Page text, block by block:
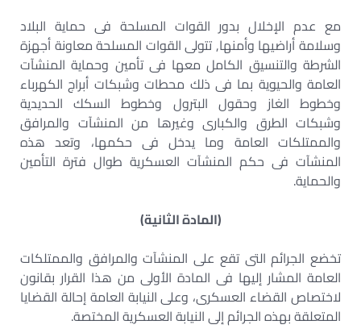
مع عدم الإخلال بدور القوات المسلحة فى حماية البلاد
وسلامة أراضيها وأمنها, تتولى القوات المسلحة معاونة أجهزة
الشرطة والتنسيق الكامل معها فى تأمين وحماية المنشآت
العامة والحيوية بما فى ذلك محطات وشبكات أبراج الكهرباء
وخطوط الغاز وحقول البترول وخطوط السكك الحديدية
وشبكات الطرق والكبارى وغيرها من المنشآت والمرافق
والممتلكات العامة وما يدخل فى حكمها، وتعد هذه
المنشآت فى حكم المنشآت العسكرية طوال فترة التأمين
والحماية.
(المادة الثانية)
تخضع الجرائم التى تقع على المنشآت والمرافق والممتلكات
العامة المشار إليها فى المادة الأولى من هذا القرار بقانون
لاختصاص القضاء العسكرى، وعلى النيابة العامة إحالة القضايا
المتعلقة بهذه الجرائم إلى النيابة العسكرية المختصة.